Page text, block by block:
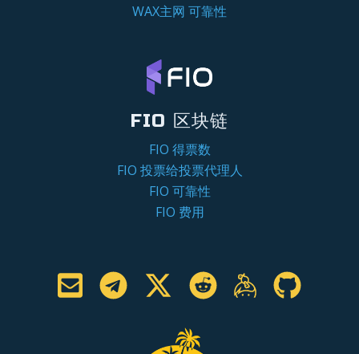
WAX主网 可靠性
FIO 区块链
FIO 得票数
FIO 投票给投票代理人
FIO 可靠性
FIO 费用